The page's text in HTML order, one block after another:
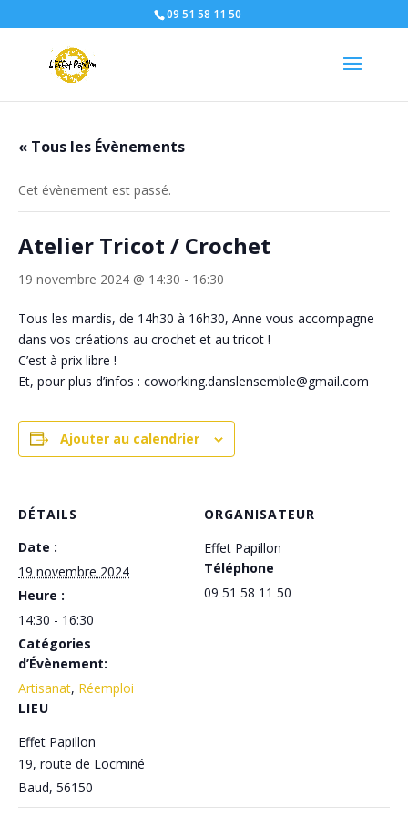
09 51 58 11 50
« Tous les Évènements
Cet évènement est passé.
Atelier Tricot / Crochet
19 novembre 2024 @ 14:30 - 16:30
Tous les mardis, de 14h30 à 16h30, Anne vous accompagne
dans vos créations au crochet et au tricot !
C’est à prix libre !
Et, pour plus d’infos : coworking.danslensemble@gmail.com
Ajouter au calendrier
DÉTAILS
Date :
19 novembre 2024
Heure :
14:30 - 16:30
Catégories
d’Évènement:
Artisanat, Réemploi
LIEU
Effet Papillon
19, route de Locminé
Baud, 56150
ORGANISATEUR
Effet Papillon
Téléphone
09 51 58 11 50